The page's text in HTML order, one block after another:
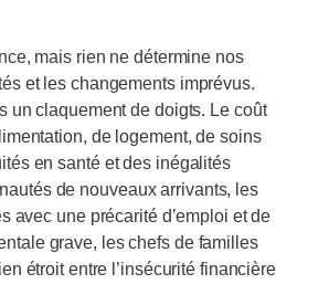
mais rien ne détermine nos
et les changements imprévus.
un claquement de doigts. Le coût
de logement, de soins
en santé et des inégalités
de nouveaux arrivants, les
avec une précarité d’emploi et de
grave, les chefs de familles
étroit entre l’insécurité financière